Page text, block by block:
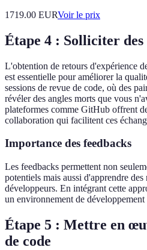
1719.00 EURVoir le prix
Étape 4 : Solliciter des
L'obtention de retours d'expérience
est essentielle pour améliorer la
sessions de revue de code, où des
révéler des angles morts que vous
plateformes comme GitHub offrent
collaboration qui facilitent ces
Importance des feedbacks
Les feedbacks permettent non
potentiels mais aussi d'apprendre
développeurs. En intégrant cette
un environnement de
Étape 5 : Mettre en
de code